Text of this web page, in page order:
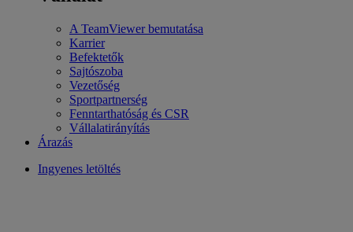
A TeamViewer bemutatása
Karrier
Befektetők
Sajtószoba
Vezetőség
Sportpartnerség
Fenntarthatóság és CSR
Vállalatirányítás
Árazás
Ingyenes letöltés